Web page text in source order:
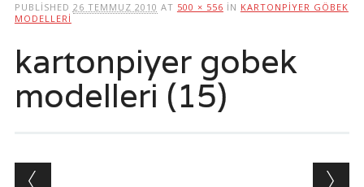
content
PUBLISHED 26 TEMMUZ 2010 AT 500 × 556 IN KARTONPIYER GÖBEK
MODELLERI
kartonpiyer gobek
modelleri (15)